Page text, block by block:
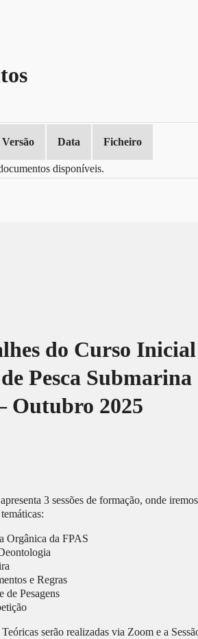
Versão Data Ficheiro
disponíveis.
do Curso Inicial
Pesca Submarina
Outubro 2025
3 sessões de formação, onde iremos
Orgânica da FPAS
e Regras
de Pesagens
Teóricas serão realizadas via Zoom e a